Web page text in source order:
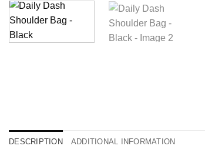
DESCRIPTION ADDITIONAL INFORMATION